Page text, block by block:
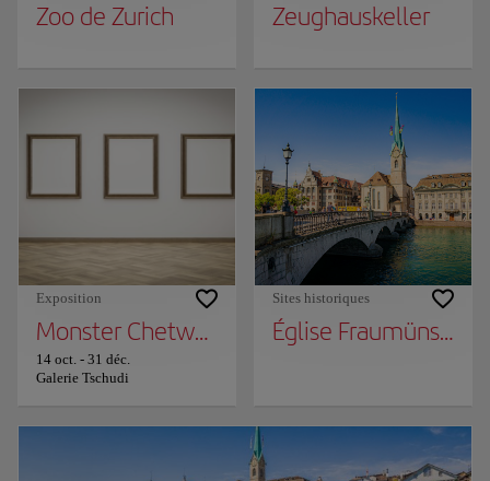
Zoo de Zurich Zeughauskeller
Exposition
Monster Chetwynd "Zardoz"
14 oct. - 31 déc.
Galerie Tschudi
Sites historiques
Église Fraumünster